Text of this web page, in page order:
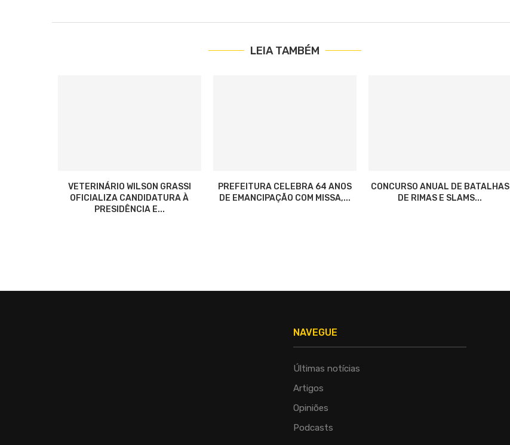
LEIA TAMBÉM
VETERINÁRIO WILSON GRASSI
OFICIALIZA CANDIDATURA À
PRESIDÊNCIA E...
PREFEITURA CELEBRA 64 ANOS
DE EMANCIPAÇÃO COM MISSA,...
CONCURSO ANUAL DE BATALHAS
DE RIMAS E SLAMS...
NAVEGUE
Últimas notícias
Artigos
Opiniões
Podcasts